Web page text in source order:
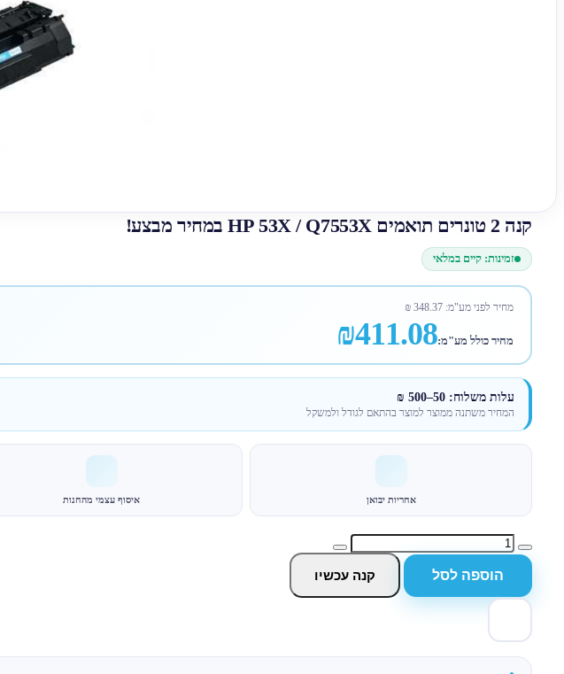
קנה 2 טונרים תואמים HP 53X / Q7553X במחיר מבצע!
זמינות: קיים במלאי
מחיר לפני מע"מ:348.37
₪
מחיר כולל מע"מ:₪411.08
עלות משלוח: 50–500 ₪
המחיר משתנה ממוצר למוצר בהתאם לגודל ולמשקל
אחריות יבואן איסוף עצמי מהחנות
הוספה לסל קנה עכשיו